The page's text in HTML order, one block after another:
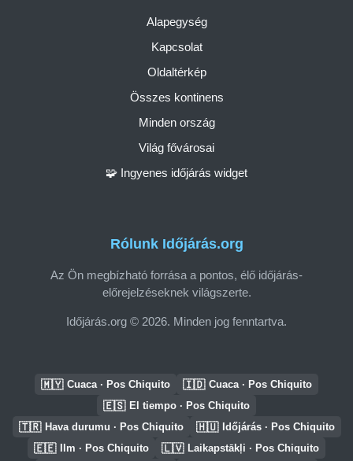
Rólunk Időjárás.org
Az Ön megbízható forrása a pontos, élő időjárás-
előrejelzéseknek világszerte.
Időjárás.org © 2026. Minden jog fenntartva.
Alapegység
Kapcsolat
Oldaltérkép
Összes kontinens
Minden ország
Világ fővárosai
🧩 Ingyenes időjárás widget
🇲🇾 Cuaca · Pos Chiquito 🇮🇩 Cuaca · Pos Chiquito
🇪🇸 El tiempo · Pos Chiquito
🇹🇷 Hava durumu · Pos Chiquito 🇭🇺 Időjárás · Pos Chiquito
🇪🇪 Ilm · Pos Chiquito 🇱🇻 Laikapstākļi · Pos Chiquito